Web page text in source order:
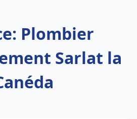
Plombier
Sarlat la